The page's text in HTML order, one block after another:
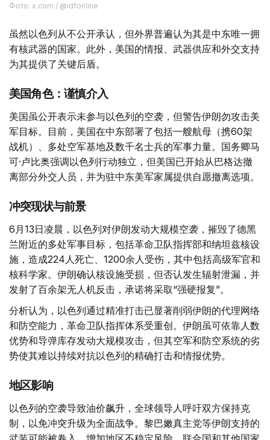
Фото: x.com / @idfonline
虽然以色列从不公开承认，但外界普遍认为其是中东唯一拥
有核武器的国家。此外，美国的情报、武器供应和外交支持
为其提供了关键后盾。
美国角色：谨慎介入
美国虽公开表示未参与以色列的空袭，但警告伊朗勿攻击美
军目标。目前，美国在中东部署了包括一艘航母（携60架
战机）、多处空军基地及数千名士兵的军事力量。国务卿马
可·卢比奥强调以色列行动独立，但美国已开始从巴格达撤
离部分外交人员，并为驻中东美军家属提供自愿撤离选项。
冲突现状与前景
6月13日凌晨，以色列对伊朗发动大规模空袭，摧毁了德黑
兰附近的多处军事目标，包括革命卫队指挥部和纳坦兹核设
施，造成224人死亡、1200余人受伤，其中包括高级军官和
核科学家。伊朗确认核设施受损，但否认发生辐射泄漏，并
发射了百余架无人机反击，承诺将采取“强硬报复”。
分析认为，以色列通过精准打击已显著削弱伊朗的代理网络
和防空能力，革命卫队指挥体系受重创。伊朗虽可依靠人数
优势和导弹库存发动大规模攻击，但其空军和防空系统的劣
势使其难以持续对抗以色列的精确打击和情报优势。
地区影响
以色列的空袭导致油价飙升，全球领导人呼吁双方保持克
制，以免冲突升级为全面战争。黎巴嫩真主党等伊朗支持的